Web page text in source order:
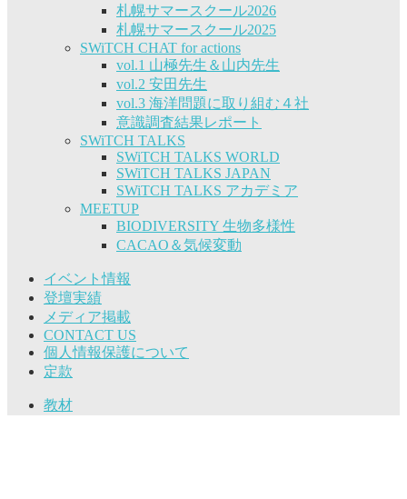
札幌サマースクール2026
札幌サマースクール2025
SWiTCH CHAT for actions
vol.1 山極先生＆山内先生
vol.2 安田先生
vol.3 海洋問題に取り組む４社
意識調査結果レポート
SWiTCH TALKS
SWiTCH TALKS WORLD
SWiTCH TALKS JAPAN
SWiTCH TALKS アカデミア
MEETUP
BIODIVERSITY 生物多様性
CACAO＆気候変動
イベント情報
登壇実績
メディア掲載
CONTACT US
個人情報保護について
定款
教材